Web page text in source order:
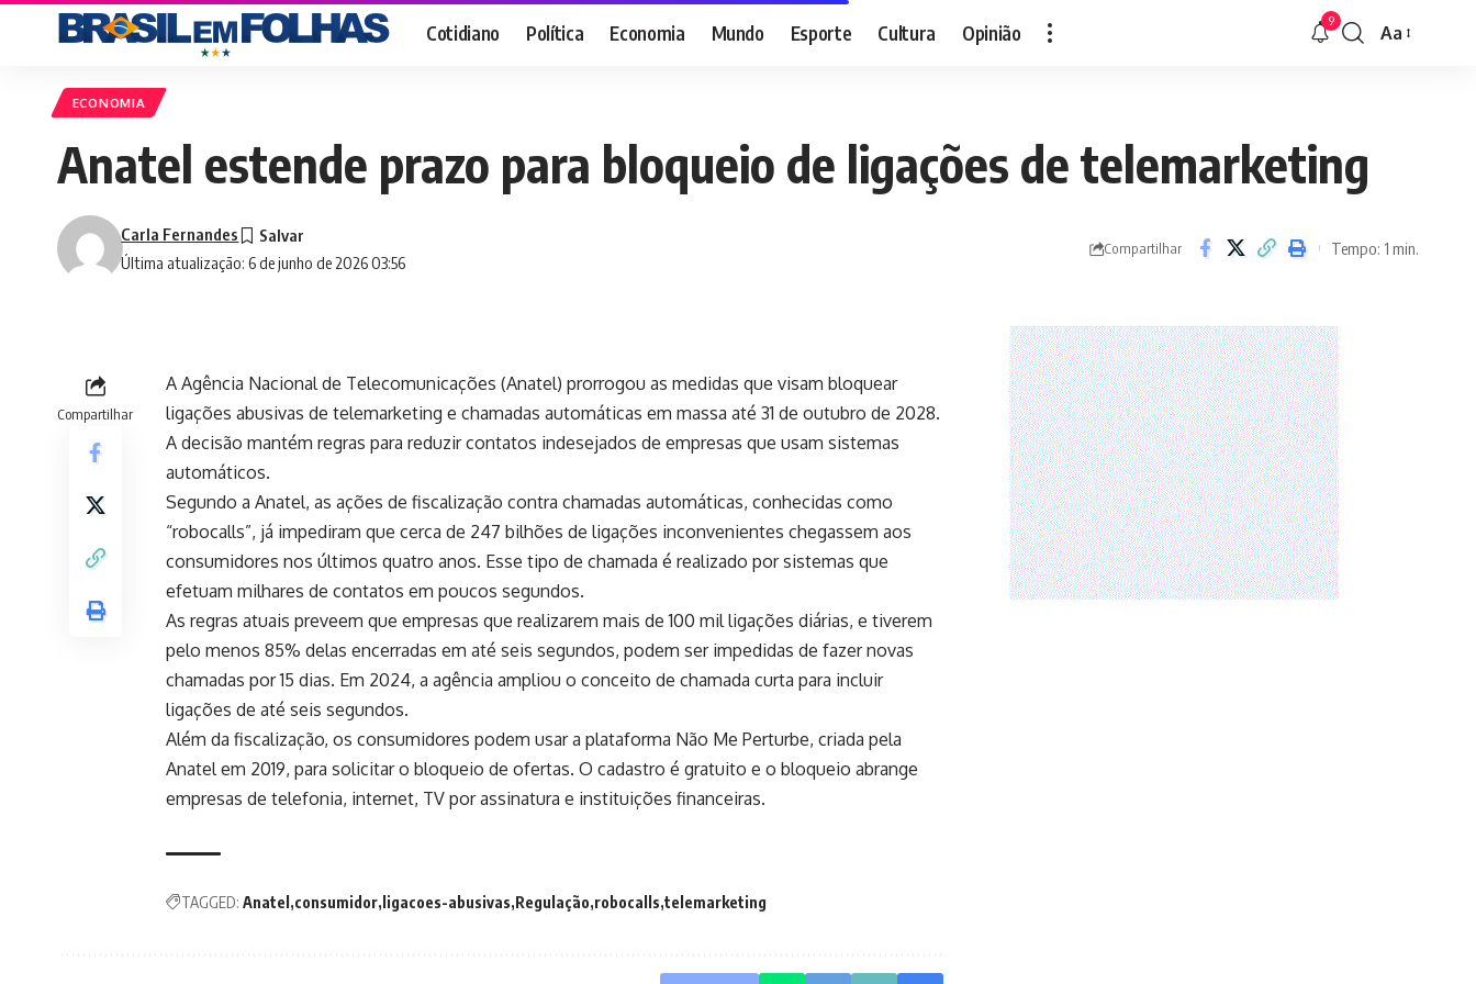
Cotidiano Política Economia Mundo Esporte Cultura Opinião 9
Font
Aa
ECONOMIA
Anatel estende prazo para bloqueio de ligações de telemarketing
Última atualização: 6 de junho de 2026 03:56
Carla Fernandes
Compartilhar Tempo: 1 min.
Compartilhar
A Agência Nacional de Telecomunicações (Anatel) prorrogou as medidas que visam bloquear
ligações abusivas de telemarketing e chamadas automáticas em massa até 31 de outubro de 2028.
A decisão mantém regras para reduzir contatos indesejados de empresas que usam sistemas
automáticos.
Segundo a Anatel, as ações de fiscalização contra chamadas automáticas, conhecidas como
“robocalls”, já impediram que cerca de 247 bilhões de ligações inconvenientes chegassem aos
consumidores nos últimos quatro anos. Esse tipo de chamada é realizado por sistemas que
efetuam milhares de contatos em poucos segundos.
As regras atuais preveem que empresas que realizarem mais de 100 mil ligações diárias, e tiverem
pelo menos 85% delas encerradas em até seis segundos, podem ser impedidas de fazer novas
chamadas por 15 dias. Em 2024, a agência ampliou o conceito de chamada curta para incluir
ligações de até seis segundos.
Além da fiscalização, os consumidores podem usar a plataforma Não Me Perturbe, criada pela
Anatel em 2019, para solicitar o bloqueio de ofertas. O cadastro é gratuito e o bloqueio abrange
empresas de telefonia, internet, TV por assinatura e instituições financeiras.
TAGGED: Anatel consumidor ligacoes-abusivas Regulação robocalls telemarketing